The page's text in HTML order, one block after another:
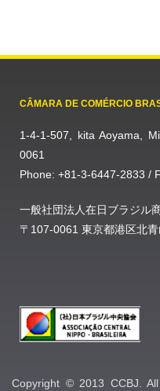
CÂMARA DE COMÉRCIO
1-4-1-507, kita Aoyama,
0061
Phone: +81-3-6447-2833 /
一般社団法人在日ブラジル
〒107-0061 東京都港区北
Copyright © 2013 CCBJ.